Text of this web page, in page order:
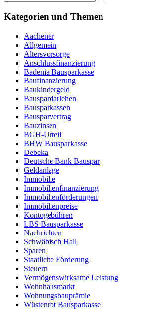
Kategorien und Themen
Aachener
Allgemein
Altersvorsorge
Anschlussfinanzierung
Badenia Bausparkasse
Baufinanzierung
Baukindergeld
Bauspardarlehen
Bausparkassen
Bausparvertrag
Bauzinsen
BGH-Urteil
BHW Bausparkasse
Debeka
Deutsche Bank Bauspar
Geldanlage
Immobilie
Immobilienfinanzierung
Immobilienförderungen
Immobilienpreise
Kontogebühren
LBS Bausparkasse
Nachrichten
Schwäbisch Hall
Sparen
Staatliche Förderung
Steuern
Vermögenswirksame Leistung
Wohnhausmarkt
Wohnungsbauprämie
Wüstenrot Bausparkasse